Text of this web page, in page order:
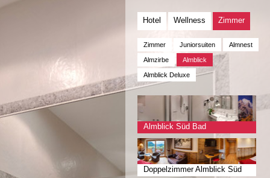
Hotel Wellness Zimmer
Zimmer Juniorsuiten Almnest
Almzirbe Almblick
Almblick Deluxe
Almblick Süd Bad
Doppelzimmer Almblick Süd